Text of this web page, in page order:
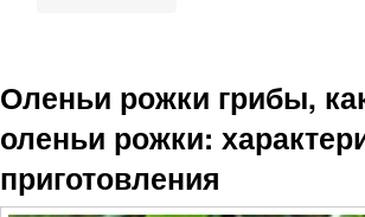
Оленьи рожки грибы,
оленьи рожки:
приготовления